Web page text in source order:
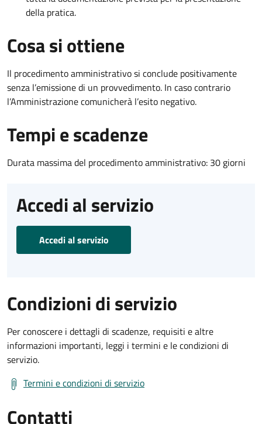
della pratica.
Cosa si ottiene
Il procedimento amministrativo si conclude positivamente
senza l’emissione di un provvedimento. In caso contrario
l’Amministrazione comunicherà l’esito negativo.
Tempi e scadenze
Durata massima del procedimento amministrativo: 30 giorni
Accedi al servizio
Accedi al servizio
Condizioni di servizio
Per conoscere i dettagli di scadenze, requisiti e altre
informazioni importanti, leggi i termini e le condizioni di
servizio.
Termini e condizioni di servizio
Contatti